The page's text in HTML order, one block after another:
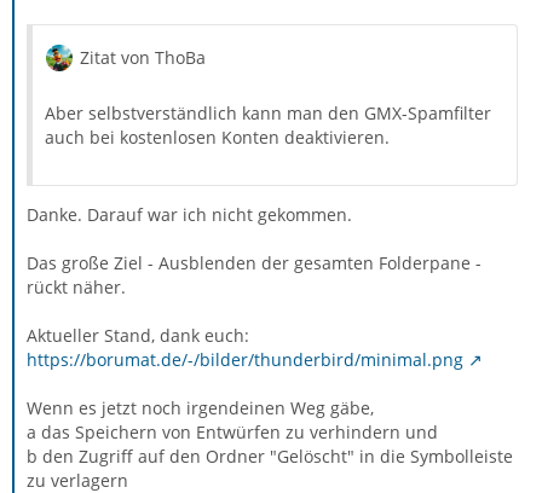
Zitat von ThoBa
Aber selbstverständlich kann man den GMX-Spamfilter
auch bei kostenlosen Konten deaktivieren.
Danke. Darauf war ich nicht gekommen.
Das große Ziel - Ausblenden der gesamten Folderpane -
rückt näher.
Aktueller Stand, dank euch:
https://borumat.de/-/bilder/thunderbird/minimal.png
Wenn es jetzt noch irgendeinen Weg gäbe,
a das Speichern von Entwürfen zu verhindern und
b den Zugriff auf den Ordner "Gelöscht" in die Symbolleiste
zu verlagern